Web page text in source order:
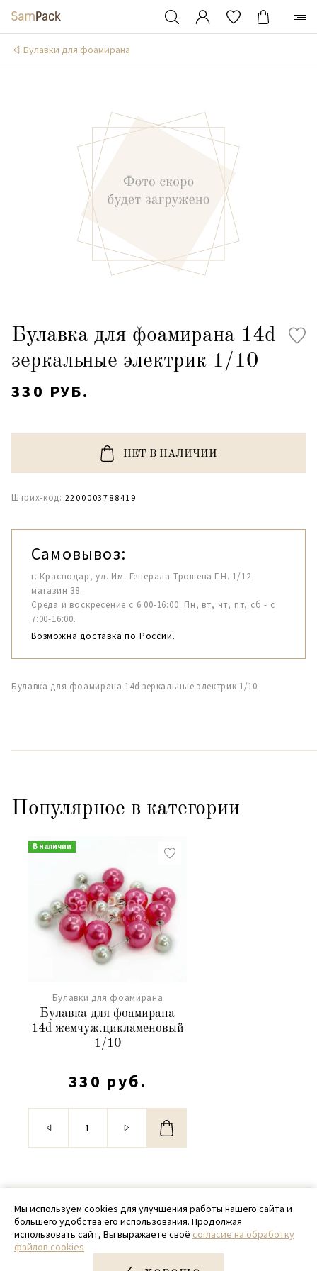
Булавки для фоамирана
Булавка для фоамирана 14d
зеркальные электрик 1/10
330 РУБ.
НЕТ В НАЛИЧИИ
Штрих-код: 2200003788419
Самовывоз:
г. Краснодар, ул. Им. Генерала Трошева Г.Н. 1/12
магазин 38.
Среда и воскресение с 6:00-16:00. Пн, вт, чт, пт, сб - с
7:00-16:00.
Возможна доставка по России.
Булавка для фоамирана 14d зеркальные электрик 1/10
Популярное в категории
В наличии
Булавки для фоамирана
Булавка для фоамирана
14d жемчуж.цикламеновый
1/10
330 руб.
© 2020 - 2026 SamPack
+ 7 (918) 699-97-87
zakaz@sampack.store
Мы используем cookies для улучшения работы нашего сайта и
большего удобства его использования. Продолжая
использовать сайт, Вы выражаете своё согласие на обработку
файлов cookies